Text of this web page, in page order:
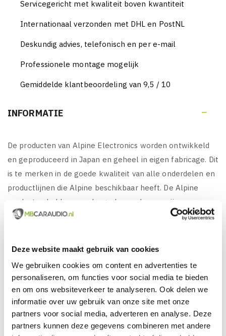
Deze website maakt gebruik van cookies
We gebruiken cookies om content en advertenties te
personaliseren, om functies voor social media te bieden
en om ons websiteverkeer te analyseren. Ook delen we
informatie over uw gebruik van onze site met onze
partners voor social media, adverteren en analyse. Deze
partners kunnen deze gegevens combineren met andere
Servicegericht met kwaliteit boven kwantiteit
Internationaal verzonden met DHL en PostNL
Deskundig advies, telefonisch en per e-mail
Professionele montage mogelijk
Gemiddelde klantbeoordeling van 9,5 / 10
INFORMATIE 
De producten van Alpine Electronics worden ontwikkeld
en geproduceerd in Japan en geheel in eigen fabricage. Dit
is te merken in de goede kwaliteit van alle onderdelen en
productlijnen die Alpine beschikbaar heeft. De Alpine
producten hebben een lange levensduur en zijn
verkrijgbaar voor scherpe prijzen en bieden een zeer
concurrerende fabrikanten.
KENMERKEN VAN ALPINE INE-W611DC
(TRUCK / CAMPER):
Alpine INE-W611DC, 2DIN Multimedia / Navigatie